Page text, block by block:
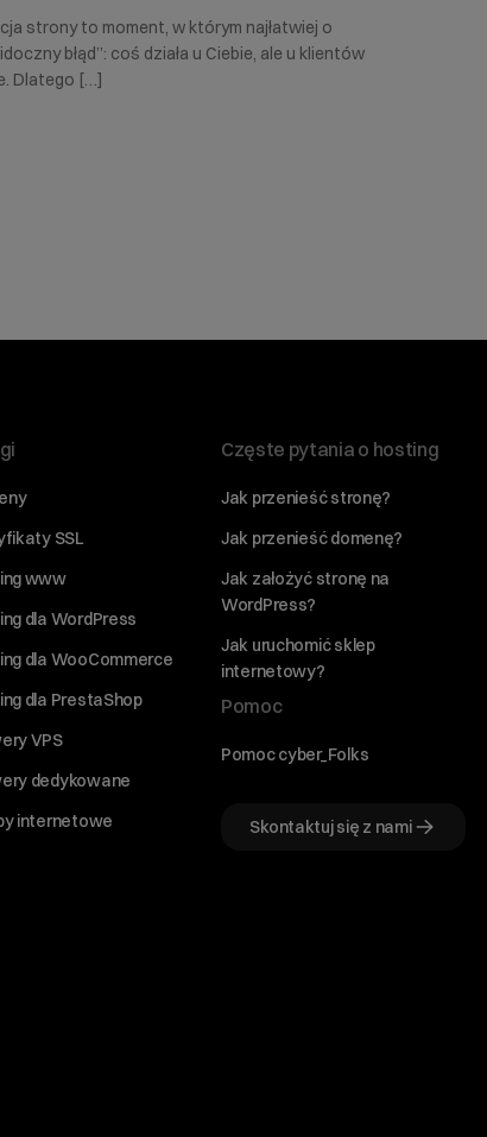
strony to moment, w którym najłatwiej o
błąd”: coś działa u Ciebie, ale u klientów
Dlatego […]
SSL
www
dla WordPress
dla WooCommerce
dla PrestaShop
VPS
dedykowane
internetowe
Częste pytania o hosting
Jak przenieść stronę?
Jak przenieść domenę?
Jak założyć stronę na
WordPress?
Jak uruchomić sklep
internetowy?
Pomoc
Pomoc cyber_Folks
Skontaktuj się z nami